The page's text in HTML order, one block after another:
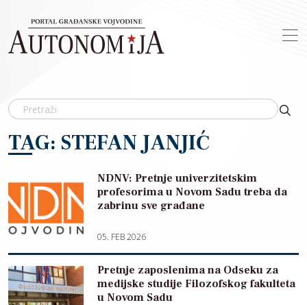
TAG: STEFAN JANJIĆ
NDNV: Pretnje univerzitetskim
profesorima u Novom Sadu treba da
zabrinu sve građane
05. FEB 2026
Pretnje zaposlenima na Odseku za
medijske studije Filozofskog fakulteta
u Novom Sadu